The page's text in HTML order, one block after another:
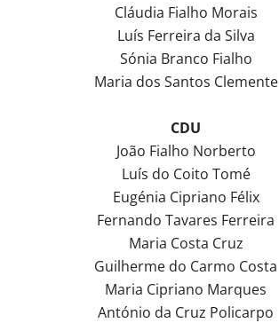
Cláudia Fialho Morais
Luís Ferreira da Silva
Sónia Branco Fialho
Maria dos Santos Clemente
CDU
João Fialho Norberto
Luís do Coito Tomé
Eugénia Cipriano Félix
Fernando Tavares Ferreira
Maria Costa Cruz
Guilherme do Carmo Costa
Maria Cipriano Marques
António da Cruz Policarpo